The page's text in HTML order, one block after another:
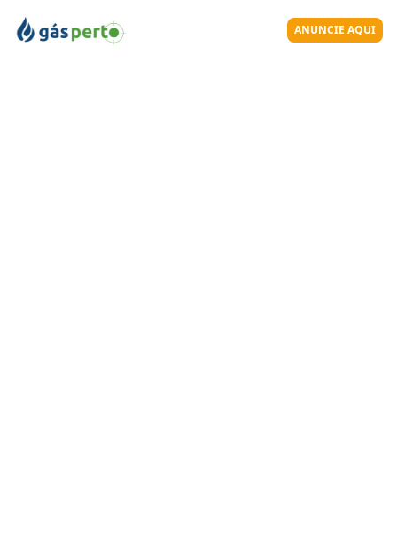
ANUNCIE AQUI